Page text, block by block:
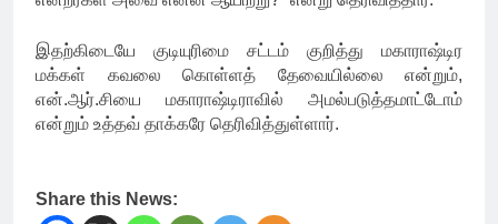
இதற்கிடையே குடியுரிமை சட்டம் குறித்து மகாராஷ்டிர
மக்கள் கவலை கொள்ளத் தேவையில்லை என்றும்,
என்.ஆர்.சியை மகாராஷ்டிராவில் அமல்படுத்தமாட்டோம்
என்றும் உத்தவ் தாக்கரே தெரிவித்துள்ளார்.
Share this News: